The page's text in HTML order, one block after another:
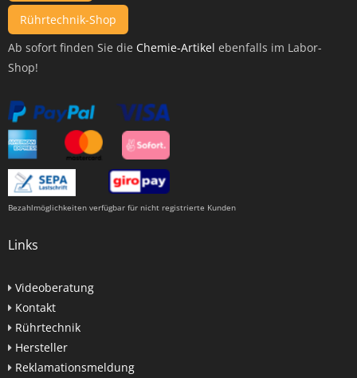
Rührtechnik-Shop
Ab sofort finden Sie die Chemie-Artikel ebenfalls im Labor-
Shop!
Bezahlmöglichkeiten verfügbar für nicht registrierte Kunden
Links
Videoberatung
Kontakt
Rührtechnik
Hersteller
Reklamationsmeldung